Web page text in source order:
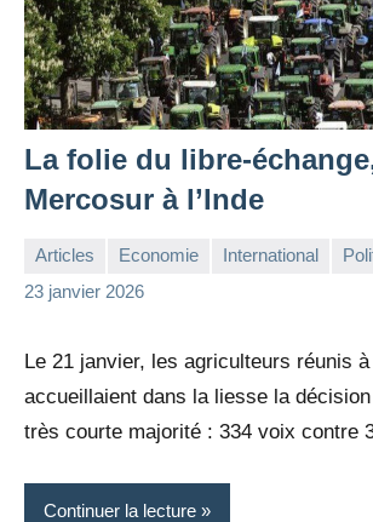
La folie du libre-
Mercosur à l’Inde
Articles Economie International
23 janvier 2026
la
1
Le 21 janvier, les agriculteurs réunis
accueillaient dans la liesse la
très courte majorité : 334 voix contre
Continuer la lecture